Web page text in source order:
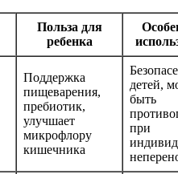
Польза для
ребенка
Поддержка
пищеварения,
пребиотик,
улучшает
микрофлору
кишечника
детей,
быть
при